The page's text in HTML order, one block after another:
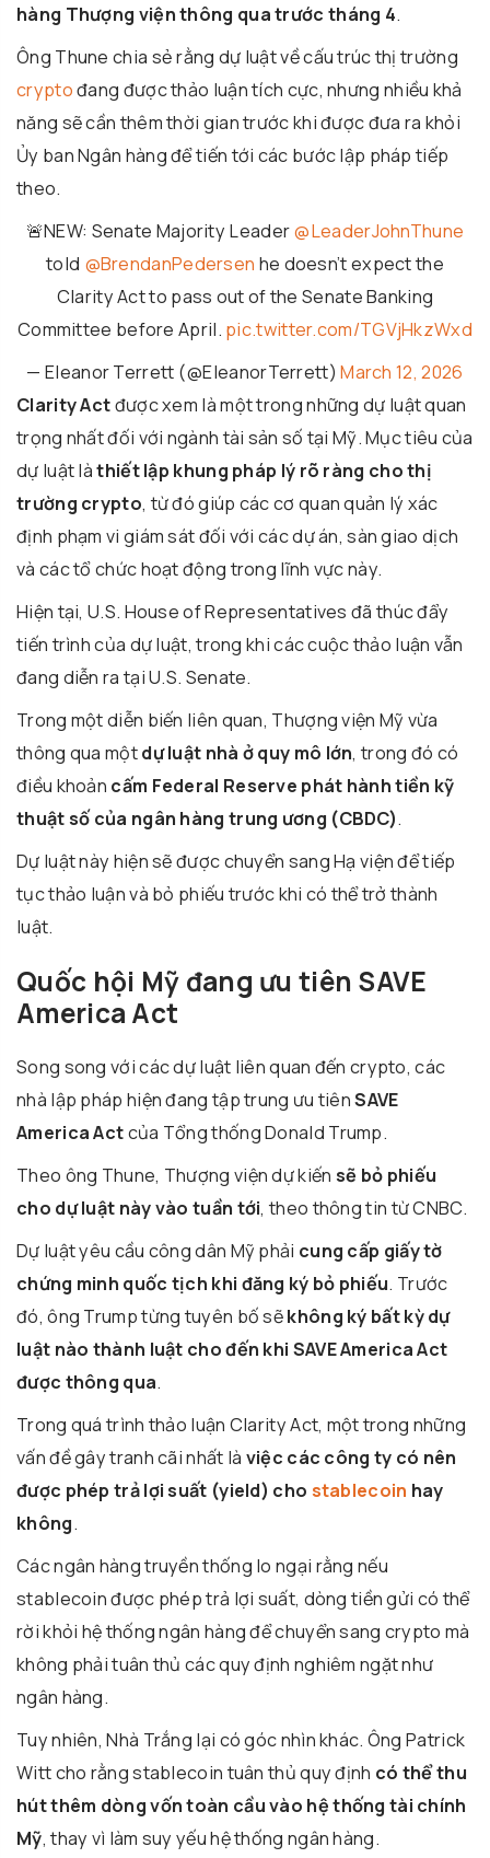
hàng Thượng viện thông qua trước tháng 4.
Ông Thune chia sẻ rằng dự luật về cấu trúc thị trường
cryptođang được thảo luận tích cực, nhưng nhiều khả
năng sẽ cần thêm thời gian trước khi được đưa ra khỏi
Ủy ban Ngân hàng để tiến tới các bước lập pháp tiếp
theo.
🚨NEW: Senate Majority Leader@LeaderJohnThune
told @BrendanPedersen he doesn’t expect the
Clarity Act to pass out of the Senate Banking
Committee before April. pic.twitter.com/TGVjHkzWxd
— Eleanor Terrett (@EleanorTerrett)March 12, 2026
Clarity Actđược xem là một trong những dự luật quan
trọng nhất đối với ngành tài sản số tại Mỹ. Mục tiêu của
dự luật làthiết lập khung pháp lý rõ ràng cho thị
trường crypto, từ đó giúp các cơ quan quản lý xác
định phạm vi giám sát đối với các dự án, sàn giao dịch
và các tổ chức hoạt động trong lĩnh vực này.
Hiện tại, U.S. House of Representatives đã thúc đẩy
tiến trình của dự luật, trong khi các cuộc thảo luận vẫn
đang diễn ra tạiU.S. Senate.
Trong một diễn biến liên quan, Thượng viện Mỹ vừa
thông qua mộtdự luật nhà ở quy mô lớn, trong đó có
điều khoản cấm Federal Reserve phát hành tiền kỹ
thuật số của ngân hàng trung ương (CBDC).
Dự luật này hiện sẽ được chuyển sang Hạ viện để tiếp
tục thảo luận và bỏ phiếu trước khi có thể trở thành
luật.
Quốc hội Mỹ đang ưu tiên SAVE
America Act
Song song với các dự luật liên quan đến crypto, các
nhà lập pháp hiện đang tập trung ưu tiênSAVE
America Actcủa Tổng thốngDonald Trump.
Theo ông Thune, Thượng viện dự kiến sẽ bỏ phiếu
cho dự luật này vào tuần tới, theo thông tin từCNBC.
Dự luật yêu cầu công dân Mỹ phải cung cấp giấy tờ
chứng minh quốc tịch khi đăng ký bỏ phiếu. Trước
đó, ông Trump từng tuyên bố sẽkhông ký bất kỳ dự
luật nào thành luật cho đến khi SAVE America Act
được thông qua.
Trong quá trình thảo luận Clarity Act, một trong những
vấn đề gây tranh cãi nhất là việc các công ty có nên
được phép trả lợi suất (yield) cho stablecoin hay
không.
Các ngân hàng truyền thống lo ngại rằng nếu
stablecoin được phép trả lợi suất, dòng tiền gửi có thể
rời khỏi hệ thống ngân hàng để chuyển sang crypto mà
không phải tuân thủ các quy định nghiêm ngặt như
ngân hàng.
Tuy nhiên, Nhà Trắng lại có góc nhìn khác. ÔngPatrick
Wittcho rằng stablecoin tuân thủ quy định có thể thu
hút thêm dòng vốn toàn cầu vào hệ thống tài chính
Mỹ, thay vì làm suy yếu hệ thống ngân hàng.